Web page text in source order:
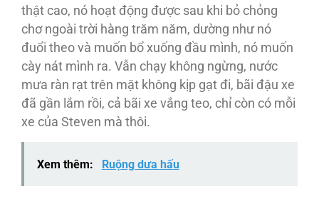
thật cao, nó hoạt động được sau khi bỏ chỏng
chơ ngoài trời hàng trăm năm, dường như nó
đuổi theo và muốn bổ xuống đầu mình, nó muốn
cày nát mình ra. Vẫn chạy không ngừng, nước
mưa ràn rạt trên mặt không kịp gạt đi, bãi đậu xe
đã gần lắm rồi, cả bãi xe vắng teo, chỉ còn có mỗi
xe của Steven mà thôi.
Xem thêm: Ruộng dưa hấu